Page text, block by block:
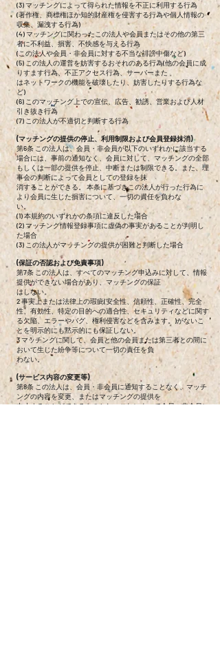
(3) マッチングによって得られた情報を不正に利用する行為
(著作権、商標権ほか知的財産権を侵害する行為や個人情報の
収集、漏洩する行為)
(4) マッチングに関わったこの法人や会員またはその他の第三
者に不利益、損害、不快感を与える行為
(この法人や会員・非会員に対する不当な誹謗中傷など)
(5) この法人の運営を妨害するおそれのある行為(他の会員に成
りすます行為、不正アクセス行為、サーバーまた
はネットワークの機能を破壊したり、妨害したりする行為な
ど)
(6) このマッチング上での宣伝、広告、勧誘、営業および人材
引き抜き行為
(7) この法人が不適切と判断する行為
(マッチングの提供の停止、利用制限および会員登録抹消)
第6条 この法人は、会員・非会員が以下のいずれかに該当する
場合には、事前の通知なく、会員に対して、マッチングの全部
もしくは一部の提供を停止、中断または制限できる。また、理
事会の判断によって会員としての登録を抹
消することができる。 本条に基づきこの法人が行った行為に
より会員に生じた損害について、一切の責任を負わな
い。
(1) 本規約のいずれかの条項に違反した場合
(2) マッチング情報登録事項に虚偽の事実があることが判明し
た場合
(3) この法人がマッチングの提供が困難と判断した場合
(保証の否認および免責事項)
第7条 この法人は、すべてのマッチング申込みに対して、情報
提供ができない場合があり、マッチングの保証
はしない。
2 事実上または法律上の瑕疵(安全性、信頼性、正確性、完全
性、有効性、特定の目的への適合性、セキュリティなどに関す
る欠陥、エラーやバグ、権利侵害などを含みます。)がないこ
とを明示的にも黙示的にも保証しない。
3 マッチングに関して、会員と他の会員または第三者との間に
おいて生じた紛争等について一切の責任を負
わない。
(サービス内容の変更等)
第8条 この法人は、会員・非会員に通知することなく、マッチ
ングの内容を変更、またはマッチングの提供を
中止することができるものとし、これによって会員・非会員に